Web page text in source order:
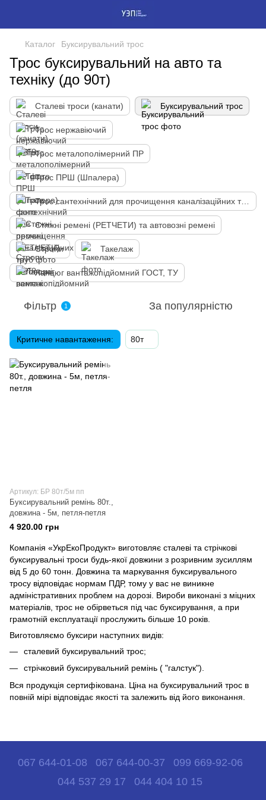
Каталог Буксирувальний трос
Трос буксирувальний на авто та
техніку (до 90т)
Сталеві троси (канати) Буксирувальний трос
Трос нержавіючий
Трос металополімерний ПР
Трос ПРШ (Шпалера)
Трос сантехнічний для прочищення каналізаційних труб
Стяжні ремені (РЕТЧЕТИ) та автовозні ремені
Стропи Такелаж
Ланцюг вантажопідйомний ГОСТ, ТУ
Фільтр 1 За популярністю
Критичне навантаження: 80т
Артикул: БР 80т/5м пп
Буксирувальний ремінь 80т.,
довжина - 5м, петля-петля
4 920.00 грн
Компанія «УкрЕкоПродукт» виготовляє сталеві та стрічкові
буксирувальні троси будь-якої довжини з розривним зусиллям
від 5 до 60 тонн. Довжина та маркування буксирувального
тросу відповідає нормам ПДР, тому у вас не виникне
адміністративних проблем на дорозі. Вироби виконані з міцних
матеріалів, трос не обірветься під час буксирування, а при
грамотній експлуатації прослужить більше 10 років.
Виготовляємо буксири наступних видів:
сталевий буксирувальний трос;
стрічковий буксирувальний ремінь ( "галстук").
Вся продукція сертифікована. Ціна на буксирувальний трос в
повній мірі відповідає якості та залежить від його виконання.
067 644-01-08 067 644-00-37
099 669-92-06
044 537 29 17
044 404 10 15